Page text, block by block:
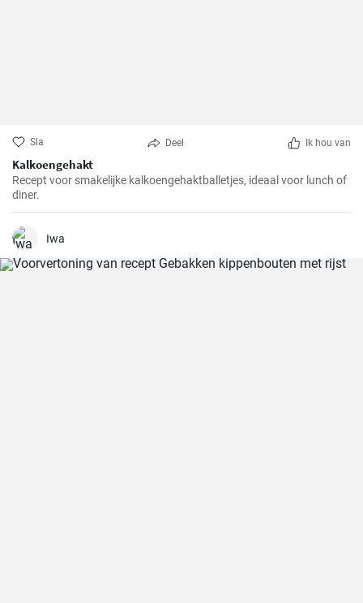
Sla Deel Ik hou van
Kalkoengehakt
Recept voor smakelijke kalkoengehaktballetjes, ideaal voor lunch of
diner.
Iwa